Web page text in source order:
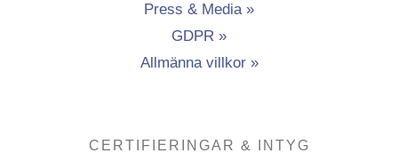
Press & Media »
GDPR »
Allmänna villkor »
CERTIFIERINGAR & INTYG